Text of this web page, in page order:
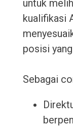
untuk
kualifikasi
posisi
Sebagai